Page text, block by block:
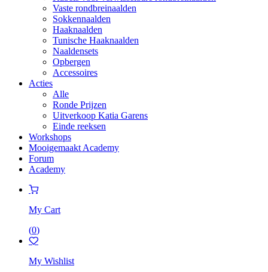
Vaste rondbreinaalden
Sokkennaalden
Haaknaalden
Tunische Haaknaalden
Naaldensets
Opbergen
Accessoires
Acties
Alle
Ronde Prijzen
Uitverkoop Katia Garens
Einde reeksen
Workshops
Mooigemaakt Academy
Forum
Academy
My Cart
(0)
My Wishlist